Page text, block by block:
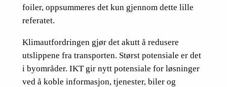
foiler, oppsummeres det kun gjennom dette lille
referatet.
Klimautfordringen gjør det akutt å redusere
utslippene fra transporten. Størst potensiale er det
i byområder. IKT gir nytt potensiale for løsninger
ved å koble informasjon, tjenester, biler og